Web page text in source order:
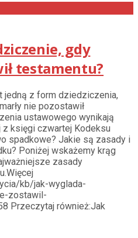
gdy
testamentu?
z form dziedziczenia,
nie pozostawił
ustawowego wynikają
z księgi czwartej Kodeksu
spadkowe? Jakie są zasady i
Poniżej wskażemy krąg
zasady
kb/jak-wyglada-
zostawil-
Przeczytaj również:Jak